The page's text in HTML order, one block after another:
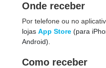
Onde receber
Por telefone ou no
lojas App Store (para
Android).
Como receber